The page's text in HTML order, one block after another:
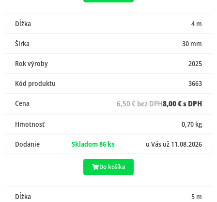
Dĺžka 4 m
Šírka 30 mm
Rok výroby 2025
Kód produktu 3663
Cena 8,00 € s DPH
6,50 € bez DPH
Hmotnosť 0,70 kg
Dodanie Skladom 86 ks u Vás už 11.08.2026
Do košíka
Dĺžka 5 m